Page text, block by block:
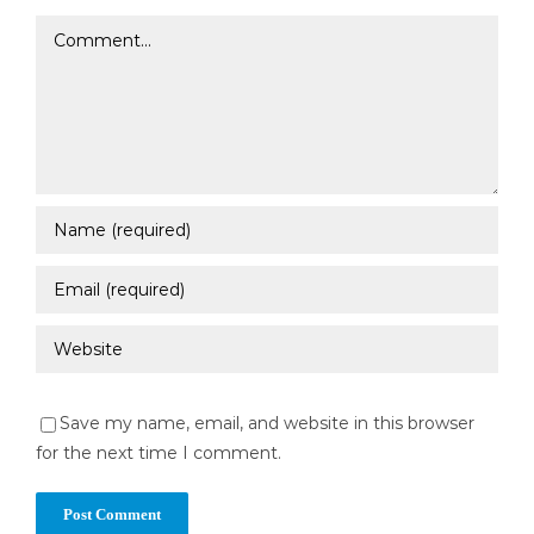
Comment
Save my name, email, and website in this browser
for the next time I comment.